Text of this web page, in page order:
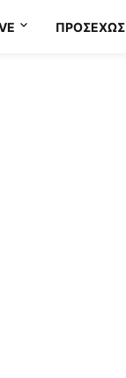
ΠΡΟΣΕΧΩΣ